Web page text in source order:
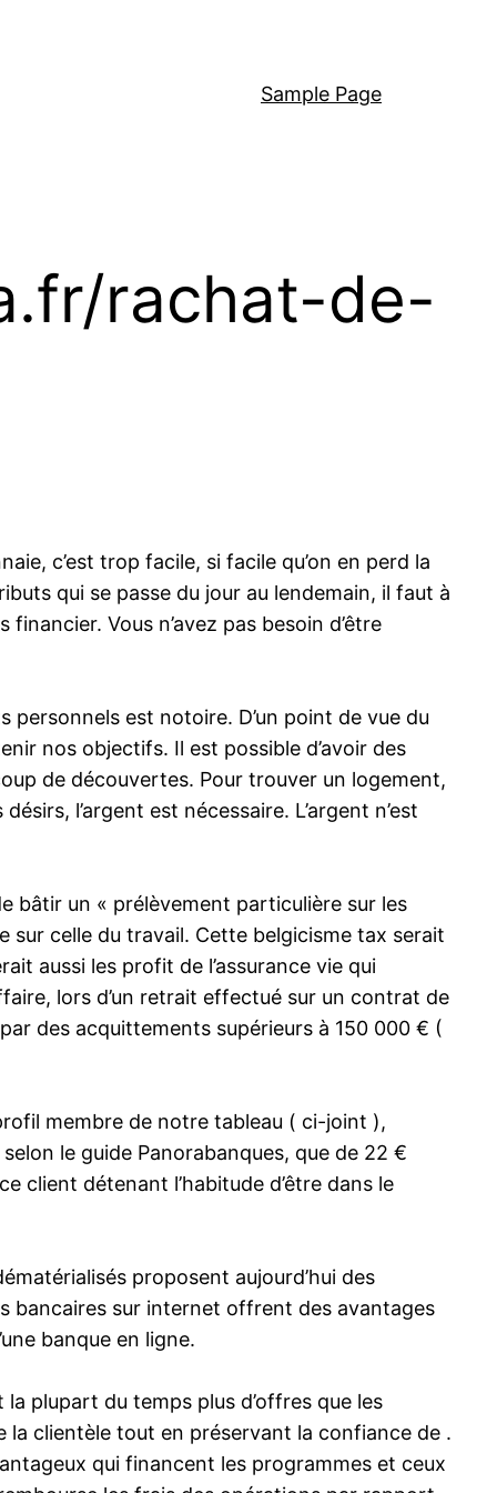
Sample Page
rachat-de-
c’est trop facile, si facile qu’on en perd la
qui se passe du jour au lendemain, il faut à
Vous n’avez pas besoin d’être
personnels est notoire. D’un point de vue du
nos objectifs. Il est possible d’avoir des
de découvertes. Pour trouver un logement,
l’argent est nécessaire. L’argent n’est
bâtir un « prélèvement particulière sur les
sur celle du travail. Cette belgicisme tax serait
aussi les profit de l’assurance vie qui
lors d’un retrait effectué sur un contrat de
des acquittements supérieurs à 150 000 € (
membre de notre tableau ( ci-joint ),
le guide Panorabanques, que de 22 €
client détenant l’habitude d’être dans le
proposent aujourd’hui des
bancaires sur internet offrent des avantages
banque en ligne.
plupart du temps plus d’offres que les
la clientèle tout en préservant la confiance de .
qui financent les programmes et ceux